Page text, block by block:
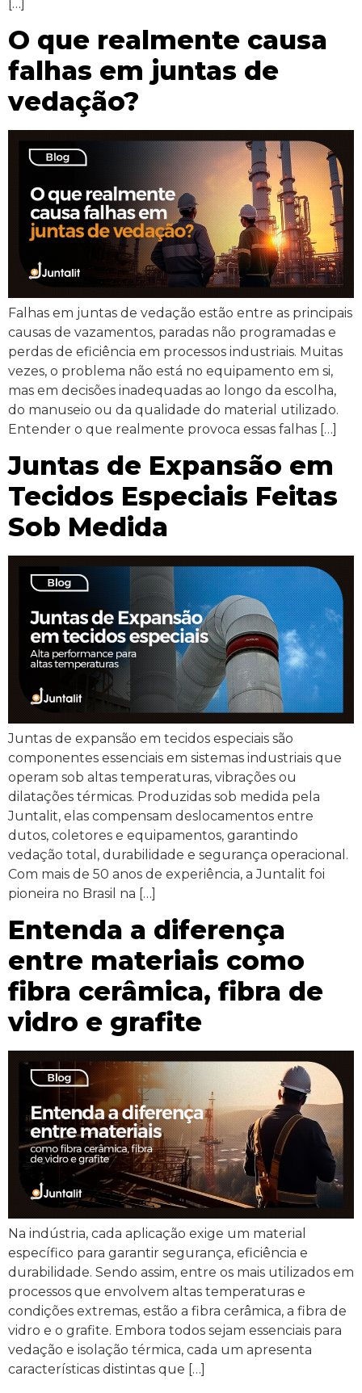
[…]
O que realmente causa
falhas em juntas de
vedação?
Falhas em juntas de vedação estão entre as principais
causas de vazamentos, paradas não programadas e
perdas de eficiência em processos industriais. Muitas
vezes, o problema não está no equipamento em si,
mas em decisões inadequadas ao longo da escolha,
do manuseio ou da qualidade do material utilizado.
Entender o que realmente provoca essas falhas […]
Juntas de Expansão em
Tecidos Especiais Feitas
Sob Medida
Juntas de expansão em tecidos especiais são
componentes essenciais em sistemas industriais que
operam sob altas temperaturas, vibrações ou
dilatações térmicas. Produzidas sob medida pela
Juntalit, elas compensam deslocamentos entre
dutos, coletores e equipamentos, garantindo
vedação total, durabilidade e segurança operacional.
Com mais de 50 anos de experiência, a Juntalit foi
pioneira no Brasil na […]
Entenda a diferença
entre materiais como
fibra cerâmica, fibra de
vidro e grafite
Na indústria, cada aplicação exige um material
específico para garantir segurança, eficiência e
durabilidade. Sendo assim, entre os mais utilizados em
processos que envolvem altas temperaturas e
condições extremas, estão a fibra cerâmica, a fibra de
vidro e o grafite. Embora todos sejam essenciais para
vedação e isolação térmica, cada um apresenta
características distintas que […]